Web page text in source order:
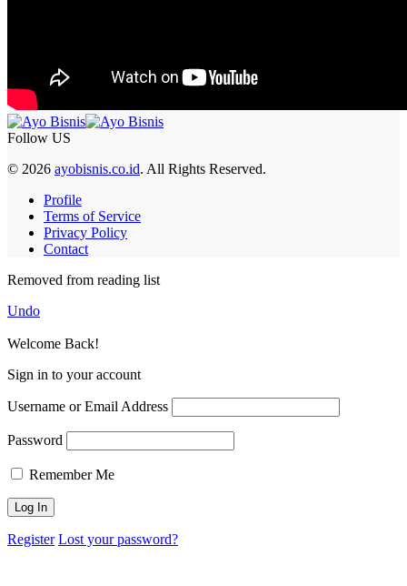
Follow US
© 2026 ayobisnis.co.id. All Rights Reserved.
Profile
Terms of Service
Privacy Policy
Contact
Removed from reading list
Undo
Welcome Back!
Sign in to your account
Username or Email Address
Password
Remember Me
Register Lost your password?